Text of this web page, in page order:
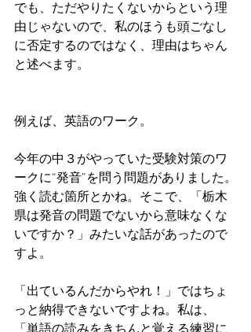
でも、ただやりたくないからという理
由じゃないので、私のほうも頭ごなし
に否定するのではなく、理由はちゃん
と述べます。
例えば、英語のワーク。
今年の中３がやっていた受験対策のワ
ークに“発音”を問う問題がありました。
強く読む箇所とかね。そこで、「栃木
県は発音の問題でないから意味なくな
いですか？」みたいな話があったので
すよ。
「出ているんだからやれ！」ではちょ
っと納得できないですよね。私は、